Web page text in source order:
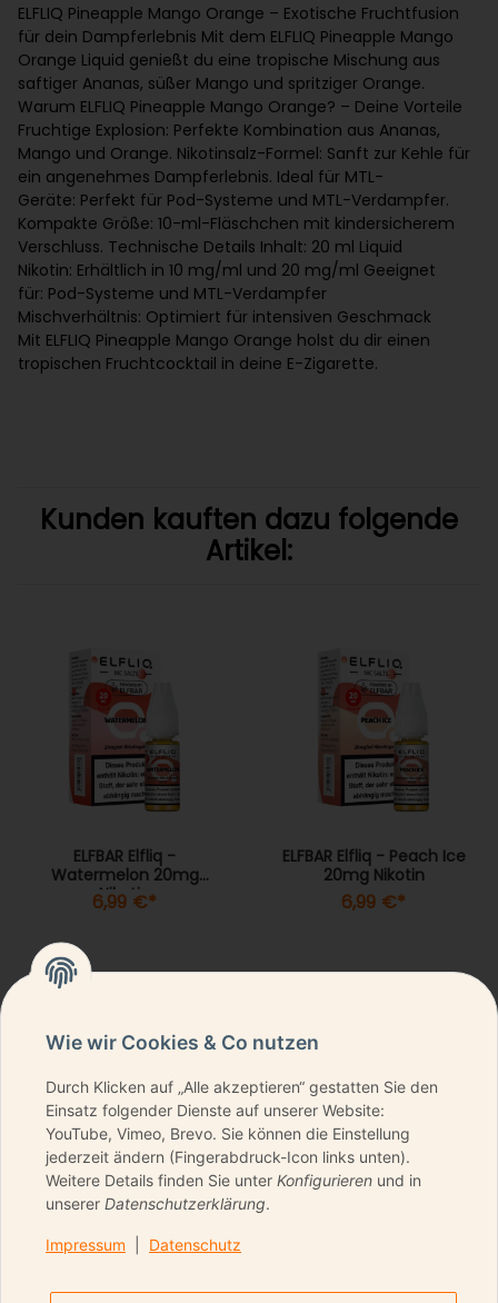
ELFLIQ Pineapple Mango Orange – Exotische Fruchtfusion
für dein Dampferlebnis Mit dem ELFLIQ Pineapple Mango
Orange Liquid genießt du eine tropische Mischung aus
saftiger Ananas, süßer Mango und spritziger Orange.
Warum ELFLIQ Pineapple Mango Orange? – Deine Vorteile
Fruchtige Explosion: Perfekte Kombination aus Ananas,
Mango und Orange. Nikotinsalz-Formel: Sanft zur Kehle für
ein angenehmes Dampferlebnis. Ideal für MTL-
Geräte: Perfekt für Pod-Systeme und MTL-Verdampfer.
Kompakte Größe: 10-ml-Fläschchen mit kindersicherem
Verschluss. Technische Details Inhalt: 20 ml Liquid
Nikotin: Erhältlich in 10 mg/ml und 20 mg/ml Geeignet
für: Pod-Systeme und MTL-Verdampfer
Mischverhältnis: Optimiert für intensiven Geschmack
Mit ELFLIQ Pineapple Mango Orange holst du dir einen
tropischen Fruchtcocktail in deine E-Zigarette.
Kunden kauften dazu folgende
Artikel:
ELFBAR Elfliq -
Watermelon 20mg
Nikotin
6,99 €*
ELFBAR Elfliq - Peach Ice
20mg Nikotin
6,99 €*
NEWSLETTER ABONNIEREN & KEINE DEALS
VERPASSEN
Datenschutzerklärungregelmäßig und jederzeit
Wie wir Cookies & Co nutzen
Durch Klicken auf „Alle akzeptieren“ gestatten Sie den
Einsatz folgender Dienste auf unserer Website:
YouTube, Vimeo, Brevo. Sie können die Einstellung
jederzeit ändern (Fingerabdruck-Icon links unten).
Weitere Details finden Sie unter Konfigurieren und in
unserer Datenschutzerklärung.
Impressum Datenschutz